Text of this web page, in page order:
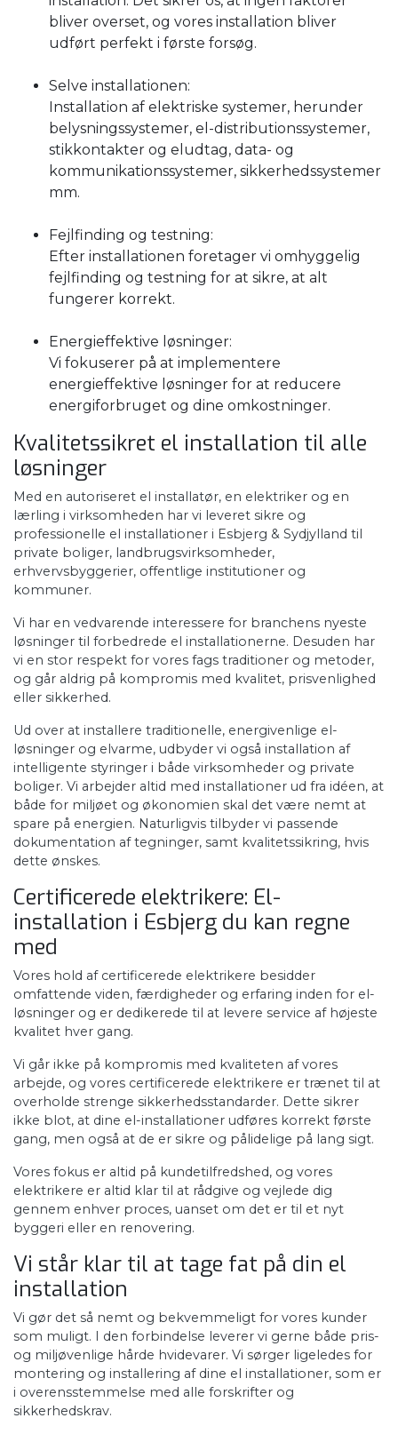
bliver overset, og vores installation bliver
udført perfekt i første forsøg.
Selve installationen:
Installation af elektriske systemer, herunder
belysningssystemer, el-distributionssystemer,
stikkontakter og eludtag, data- og
kommunikationssystemer, sikkerhedssystemer
mm.
Fejlfinding og testning:
Efter installationen foretager vi omhyggelig
fejlfinding og testning for at sikre, at alt
fungerer korrekt.
Energieffektive løsninger:
Vi fokuserer på at implementere
energieffektive løsninger for at reducere
energiforbruget og dine omkostninger.
​Kvalitetssikret el installation til alle
løsninger
​Med en autoriseret el installatør, en elektriker og en
lærling i virksomheden har vi leveret sikre og
professionelle el installationer i Esbjerg & Sydjylland til
private boliger, landbrugsvirksomheder,
erhvervsbyggerier, offentlige institutioner og
kommuner.
​Vi har en vedvarende interessere for branchens nyeste
løsninger til forbedrede el installationerne. Desuden har
vi en stor respekt for vores fags traditioner og metoder,
og går aldrig på kompromis med kvalitet, prisvenlighed
eller sikkerhed.
​Ud over at installere traditionelle, energivenlige el-
løsninger og elvarme, udbyder vi også installation af
intelligente styringer i både virksomheder og private
boliger. ​Vi arbejder altid med installationer ud fra idéen, at
både for miljøet og økonomien skal det være nemt at
spare på energien. Naturligvis tilbyder vi passende
dokumentation af tegninger, samt kvalitetssikring, hvis
dette ønskes.
Certificerede elektrikere: El-
installation i Esbjerg du kan regne
med
Vores hold af certificerede elektrikere besidder
omfattende viden, færdigheder og erfaring inden for el-
løsninger og er dedikerede til at levere service af højeste
kvalitet hver gang.
Vi går ikke på kompromis med kvaliteten af vores
arbejde, og vores certificerede elektrikere er trænet til at
overholde strenge sikkerhedsstandarder. Dette sikrer
ikke blot, at dine el-installationer udføres korrekt første
gang, men også at de er sikre og pålidelige på lang sigt.
Vores fokus er altid på kundetilfredshed, og vores
elektrikere er altid klar til at rådgive og vejlede dig
gennem enhver proces, uanset om det er til et nyt
byggeri eller en renovering.
Vi står klar til at tage fat på din el
installation
​Vi gør det så nemt og bekvemmeligt for vores kunder
som muligt. I den forbindelse leverer vi gerne både pris-
og miljøvenlige hårde hvidevarer. Vi sørger ligeledes for
montering og installering af dine el installationer, som er
i overensstemmelse med alle forskrifter og
sikkerhedskrav.